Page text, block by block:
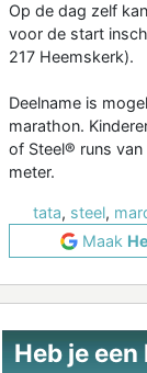
Op de dag zelf
voor de start
217 Heemskerk).
Deelname is
marathon.
of Steel® runs
meter.
tata, steel,
Maak
Heb je